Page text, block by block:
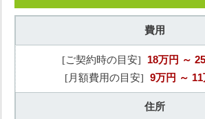
費用
[ご契約時の目安] 18万円 ～
[月額費用の目安] 9万円 ～
住所